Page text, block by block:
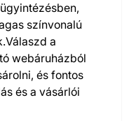
színvonalú
a
webáruházból
és fontos
és a vásárlói